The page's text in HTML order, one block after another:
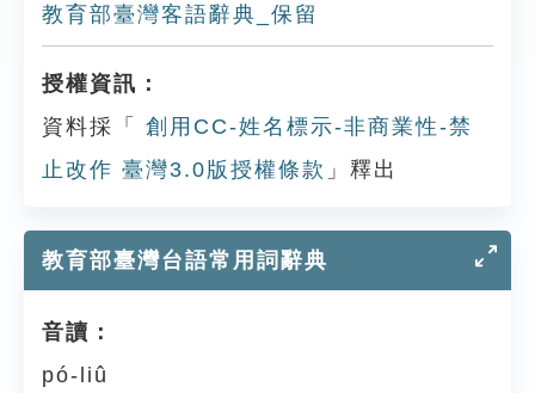
教育部臺灣客語辭典_保留
授權資訊：
資料採「
創用CC-姓名標示-非商業性-禁
止改作 臺灣3.0版授權條款 」釋出
教育部臺灣台語常用詞辭典
音讀：
pó-liû